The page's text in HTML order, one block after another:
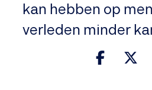
kan hebben op
verleden minder